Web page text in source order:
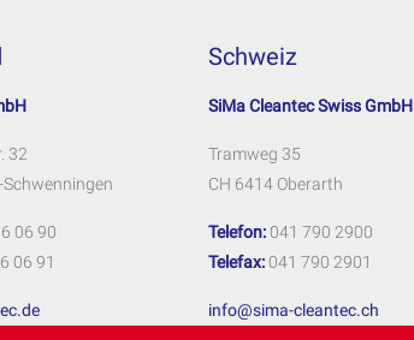
32
06 90
06 91
Schweiz
SiMa Cleantec Swiss GmbH
Tramweg 35
CH 6414 Oberarth
Telefon: 041 790 2900
Telefax: 041 790 2901
info@sima-cleantec.ch